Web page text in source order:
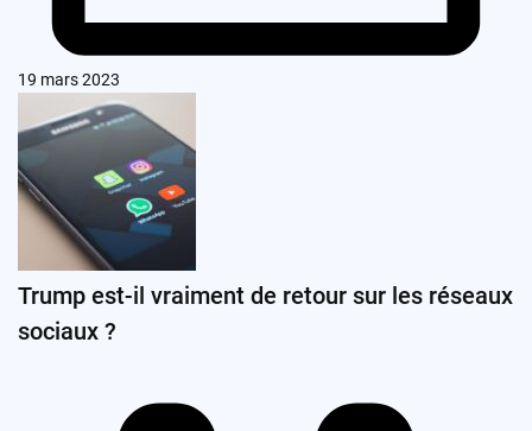
19 mars 2023
Trump est-il vraiment de retour sur les réseaux
sociaux ?